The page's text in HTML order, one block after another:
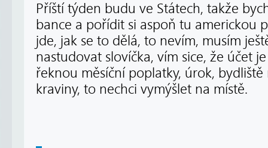
Příští týden budu ve Státech, takže
bance a pořídit si aspoň tu americkou
jde, jak se to dělá, to nevím, musím
nastudovat slovíčka, vím sice, že účet je
řeknou měsíční poplatky, úrok,
kraviny, to nechci vymýšlet na místě.